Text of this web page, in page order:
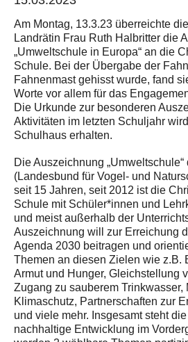
Am Montag, 13.3.23 überreichte
Landrätin Frau Ruth Halbritter die
„Umweltschule in Europa“ an die
Schule. Bei der Übergabe der
Fahnenmast gehisst wurde, fand
Worte vor allem für das
Die Urkunde zur besonderen
Aktivitäten im letzten Schuljahr
Schulhaus erhalten.
Die Auszeichnung
(Landesbund für Vogel- und
seit 15 Jahren, seit 2012 ist die
Schule mit Schüler*innen und
und meist außerhalb der
Auszeichnung will zur Erreichung
Agenda 2030 beitragen und
Themen an diesen Zielen wie z.B.
Armut und Hunger, Gleichstellung
Zugang zu sauberem Trinkwasser,
Klimaschutz, Partnerschaften zur
und viele mehr. Insgesamt steht
nachhaltige Entwicklung im